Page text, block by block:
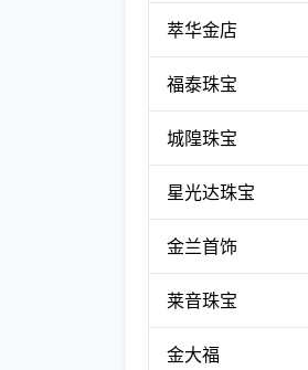
萃华金店
福泰珠宝
城隍珠宝
星光达珠宝
金兰首饰
莱音珠宝
金大福